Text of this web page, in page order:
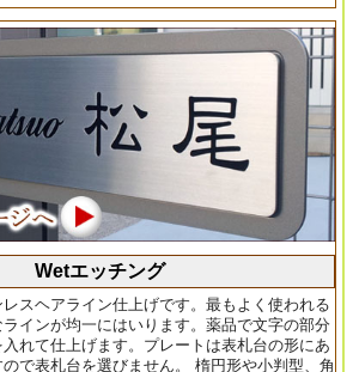
Wetエッチング
スヘアライン仕上げです。最もよく使われる
インが均一にはいります。薬品で文字の部分
れて仕上げます。プレートは表札台の形にあ
で表札台を選びません。 楕円形や小判型、角